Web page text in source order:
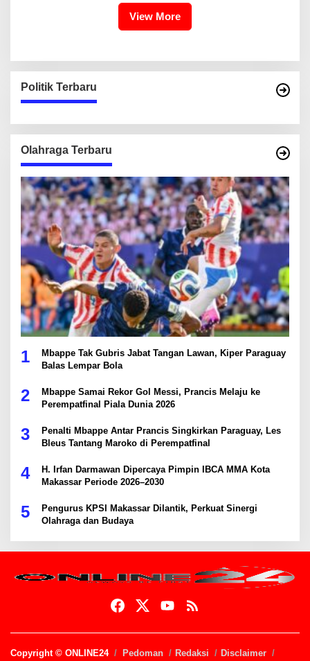
View More
Politik Terbaru
Olahraga Terbaru
1
Mbappe Tak Gubris Jabat Tangan Lawan, Kiper Paraguay
Balas Lempar Bola
2
Mbappe Samai Rekor Gol Messi, Prancis Melaju ke
Perempatfinal Piala Dunia 2026
3
Penalti Mbappe Antar Prancis Singkirkan Paraguay, Les
Bleus Tantang Maroko di Perempatfinal
4
H. Irfan Darmawan Dipercaya Pimpin IBCA MMA Kota
Makassar Periode 2026–2030
5
Pengurus KPSI Makassar Dilantik, Perkuat Sinergi
Olahraga dan Budaya
Copyright © ONLINE24 Pedoman Redaksi
Disclaimer